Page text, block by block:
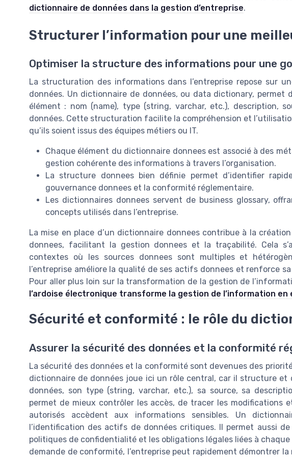
dictionnaire de données dans la gestion d’entreprise.
Structurer l’information pour une
Optimiser la structure des informations pour une
La structuration des informations dans l’entreprise repose sur
données. Un dictionnaire de données, ou data dictionary, permet
élément : nom (name), type (string, varchar, etc.), description,
données. Cette structuration facilite la compréhension et
qu’ils soient issus des équipes métiers ou IT.
Chaque élément du dictionnaire donnees est associé à des
gestion cohérente des informations à travers l’organisation.
La structure donnees bien définie permet d’identifier
gouvernance donnees et la conformité réglementaire.
Les dictionnaires donnees servent de business glossary,
concepts utilisés dans l’entreprise.
La mise en place d’un dictionnaire donnees contribue à la
donnees, facilitant la gestion donnees et la traçabilité. Cela
contextes où les sources donnees sont multiples et
l’entreprise améliore la qualité de ses actifs donnees et renforce
Pour aller plus loin sur la transformation de la gestion de
l’ardoise électronique transforme la gestion de l’information en
Sécurité et conformité : le rôle du
Assurer la sécurité des données et la conformité
La sécurité des données et la conformité sont devenues des
dictionnaire de données joue ici un rôle central, car il structure
données, son type (string, varchar, etc.), sa source, sa
permet de mieux contrôler les accès, de tracer les modifications
autorisés accèdent aux informations sensibles. Un
l’identification des actifs de données critiques. Il permet aussi
politiques de confidentialité et les obligations légales liées à chaque
demande de conformité, l’entreprise peut rapidement démontrer